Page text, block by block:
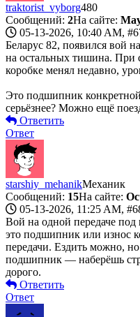
traktorist_vyborg480
Сообщений: 2На сайте:
05-13-2026, 10:40 AM,
Беларус 82, появился вой
на остальных тишина. При
коробке менял недавно,
Это подшипник
серьёзнее? Можно ещё
Ответить
Ответ
starshiy_mehanikМеханик
Сообщений: 15На сайте:
05-13-2026, 11:25 AM,
Вой на одной передаче под
это подшипник или износ
передачи. Ездить можно,
подшипник — наберёшь
дорого.
Ответить
Ответ